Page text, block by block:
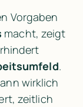
Vorgaben
macht, zeigt
.
wirklich
zeitlich